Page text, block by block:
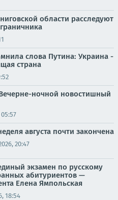
области расследуют
слова Путина: Украина -
страна
ночной новостишный
августа почти закончена
20:47
экзамен по русскому
абитуриентов —
Елена Ямпольская
18:54